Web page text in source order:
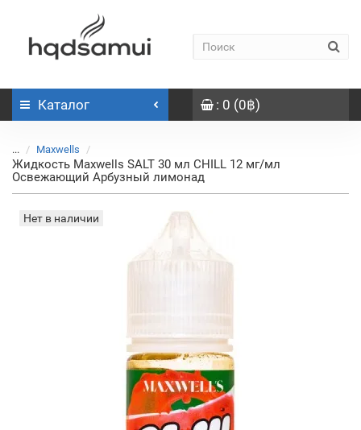
Каталог : 0 (0฿)
... Maxwells
Жидкость Maxwells SALT 30 мл CHILL 12 мг/мл
Освежающий Арбузный лимонад
Нет в наличии